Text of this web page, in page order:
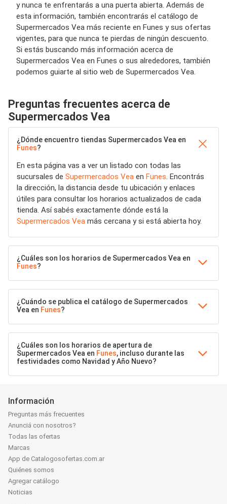
y nunca te enfrentarás a una puerta abierta. Además de
esta información, también encontrarás el catálogo de
Supermercados Vea más reciente en Funes y sus ofertas
vigentes, para que nunca te pierdas de ningún descuento.
Si estás buscando más información acerca de
Supermercados Vea en Funes o sus alrededores, también
podemos guiarte al sitio web de Supermercados Vea.
Preguntas frecuentes acerca de
Supermercados Vea
¿Dónde encuentro tiendas Supermercados Vea en
Funes?
En esta página vas a ver un listado con todas las
sucursales de Supermercados Vea en Funes. Encontrás
la dirección, la distancia desde tu ubicación y enlaces
útiles para consultar los horarios actualizados de cada
tienda. Así sabés exactamente dónde está la
Supermercados Vea más cercana y si está abierta hoy.
¿Cuáles son los horarios de Supermercados Vea en
Funes?
¿Cuándo se publica el catálogo de Supermercados
Vea en Funes?
¿Cuáles son los horarios de apertura de
Supermercados Vea en Funes, incluso durante las
festividades como Navidad y Año Nuevo?
Información
Preguntas más frecuentes
Anunciá con nosotros?
Todas las ofertas
Marcas
App de Catalogosofertas.com.ar
Quiénes somos
Agregar catálogo
Noticias